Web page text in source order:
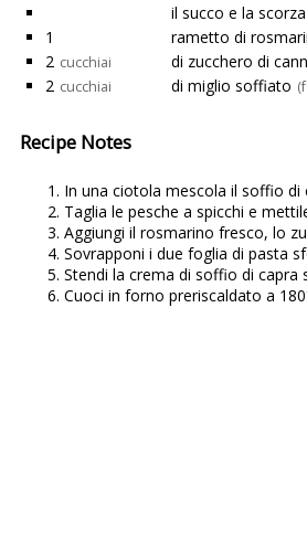
il succo e la
1
rametto di
2 cucchiai
di zucchero di
2 cucchiai di miglio soffiato
Recipe Notes
In una ciotola mescola il soffio di
Taglia le pesche a spicchi e
Aggiungi il rosmarino fresco, lo
Sovrapponi i due foglia di pasta
Stendi la crema di soffio di capra
Cuoci in forno preriscaldato a